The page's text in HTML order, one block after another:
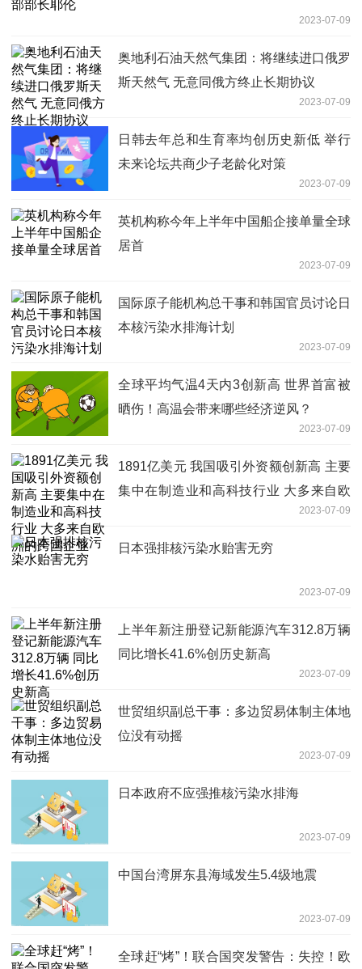
2023-07-09
奥地利石油天然气集团：将继续进口俄罗
斯天然气 无意同俄方终止长期协议
2023-07-09
日韩去年总和生育率均创历史新低 举行
未来论坛共商少子老龄化对策
2023-07-09
英机构称今年上半年中国船企接单量全球
居首
2023-07-09
国际原子能机构总干事和韩国官员讨论日
本核污染水排海计划
2023-07-09
全球平均气温4天内3创新高 世界首富被
晒伤！高温会带来哪些经济逆风？
2023-07-09
1891亿美元 我国吸引外资额创新高 主要
集中在制造业和高科技行业 大多来自欧
2023-07-09
日本强排核污染水贻害无穷
2023-07-09
上半年新注册登记新能源汽车312.8万辆
同比增长41.6%创历史新高
2023-07-09
世贸组织副总干事：多边贸易体制主体地
位没有动摇
2023-07-09
日本政府不应强推核污染水排海
2023-07-09
中国台湾屏东县海域发生5.4级地震
2023-07-09
全球赶“烤”！联合国突发警告：失控！欧